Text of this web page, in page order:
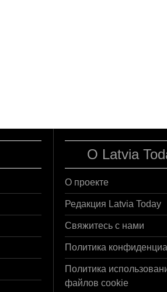
О Latvia
О проекте
Редакция Latvia Today
Свяжитесь с нами
Политика
Политика
файлов cookie